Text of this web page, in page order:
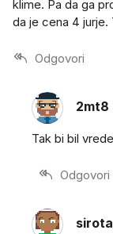
klime. Pa da ga
da je cena 4 jurje.
Odgovori
2mt8
Tak bi bil
Odgovori
sirota